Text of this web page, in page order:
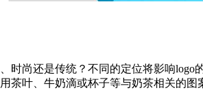
时尚还是传统？不同的定位将影响
茶叶、牛奶滴或杯子等与奶茶相关的图